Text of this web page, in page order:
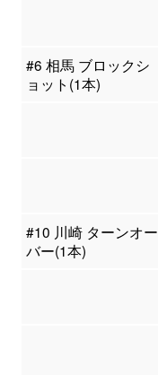
#6 相馬 ブロックシ
ョット(1本)
#10 川崎 ターンオー
バー(1本)